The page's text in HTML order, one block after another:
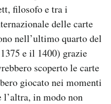
filosofo e tra i
delle carte
nell’ultimo quarto del
e il 1400) grazie
scoperto le carte
giocato nei momenti
in modo non